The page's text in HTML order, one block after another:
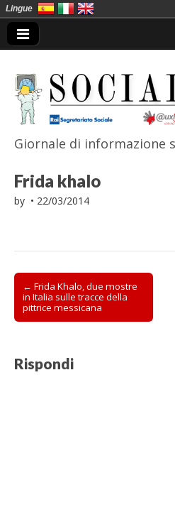
SocialNews
Giornale di informazione
Frida khalo
by • 22/03/2014
Post
navigation
← Frida Khalo, due mostre
in Italia sulle tracce della
pittrice messicana
Rispondi
Lingue